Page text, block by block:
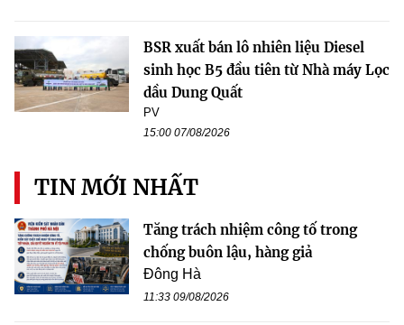
BSR xuất bán lô nhiên liệu Diesel
sinh học B5 đầu tiên từ Nhà máy Lọc
dầu Dung Quất
PV
15:00 07/08/2026
TIN MỚI NHẤT
Tăng trách nhiệm công tố trong
chống buôn lậu, hàng giả
Đông Hà
11:33 09/08/2026